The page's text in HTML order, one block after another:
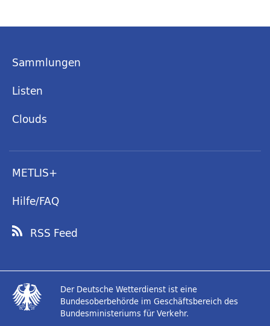
Sammlungen
Listen
Clouds
METLIS+
Hilfe/FAQ
RSS Feed
Der Deutsche Wetterdienst ist eine
Bundesoberbehörde im Geschäftsbereich des
Bundesministeriums für Verkehr.